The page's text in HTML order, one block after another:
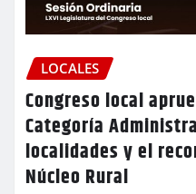
LOCALES
Congreso local
Categoría
localidades y el
Núcleo Rural